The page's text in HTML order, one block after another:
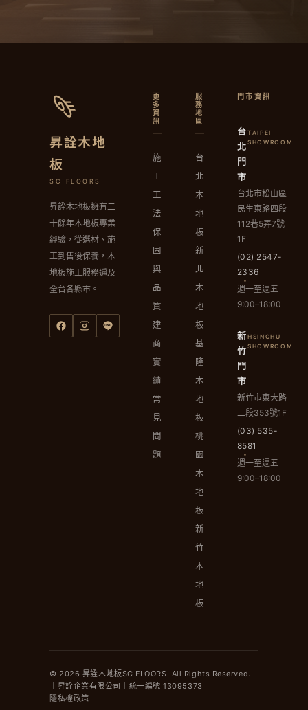
昇詮木地
板
SC FLOORS
昇詮木地板擁有二
十餘年木地板專業
經驗，從選材、施
工到售後保養，木
地板施工服務遍及
全台各縣市。
更
多
資
訊
施
工
工
法
保
固
與
品
質
建
商
實
績
常
見
問
題
服
務
地
區
台
北
木
地
板
新
北
木
地
板
基
隆
木
地
板
桃
園
木
地
板
新
竹
木
地
板
門市資訊
台
北
門
市
TAIPEI
SHOWROOM
台北市松山區
民生東路四段
112巷5弄7號
1F
(02) 2547-
2336
週一至週五
9:00–18:00
新
竹
門
市
HSINCHU
SHOWROOM
新竹市東大路
二段353號1F
(03) 535-
8581
週一至週五
9:00–18:00
© 2026 昇詮木地板SC FLOORS. All Rights Reserved.
｜昇詮企業有限公司｜統一編號 13095373
隱私權政策